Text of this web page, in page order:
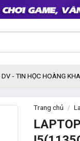
- TIN HỌC HOÀNG
Trang chủ /